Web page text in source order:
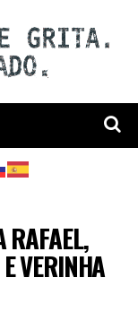
RAFAEL,
VERINHA